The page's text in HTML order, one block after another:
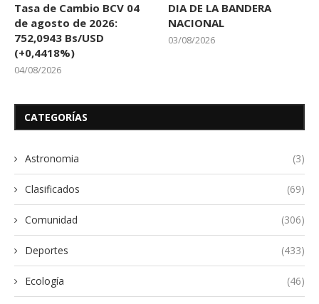
Tasa de Cambio BCV 04
de agosto de 2026:
752,0943 Bs/USD
(+0,4418%)
04/08/2026
DIA DE LA BANDERA
NACIONAL
03/08/2026
CATEGORÍAS
Astronomia (3)
Clasificados (69)
Comunidad (306)
Deportes (433)
Ecología (46)